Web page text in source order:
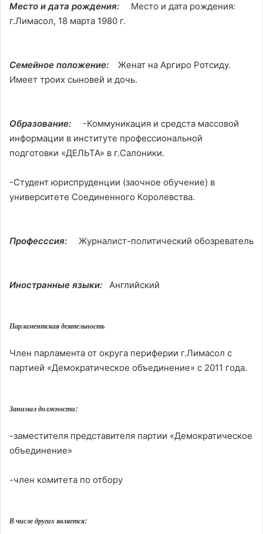
Место и дата рождения:
Место и дата рождения:
г.Лимасол, 18 марта 1980 г.
Семейное положение:
Женат на Аргиро Ротсиду.
Имеет троих сыновей и дочь.
Образование:
-Коммуникация и средста массовой
информации в институте профессиональной
подготовки «ДЕЛЬТА» в г.Салоники.
-Студент юриспруденции (заочное обучение) в
университете Соединенного Королевства.
Професссия: Журналист-политический обозреватель
Иностранные языки: Английский
Парламентская деятельность
Член парламента от округа периферии г.Лимасол с
партией «Демократическое объединение» с 2011 года.
Занимал должности:
-заместителя представителя партии «Демократическое
объединение»
-член комитета по отбору
В числе других является: